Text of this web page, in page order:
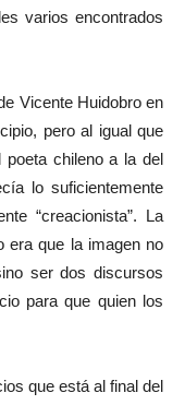
varios encontrados
Vicente Huidobro en
pero al igual que
chileno a la del
lo suficientemente
“creacionista”. La
era que la imagen no
ser dos discursos
para que quien los
que está al final del